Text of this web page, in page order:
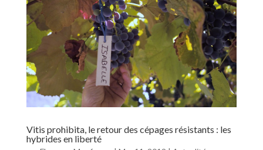
Vitis prohibita, le retour des cépages résistants : les
hybrides en liberté